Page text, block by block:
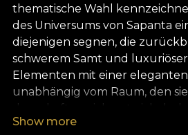
thematische Wahl
des Universums von Sapanta
diejenigen segnen, die
schwerem Samt und
Elementen mit einer
unabhängig vom Raum, den
sie alte Länder, wo sich das
Show more